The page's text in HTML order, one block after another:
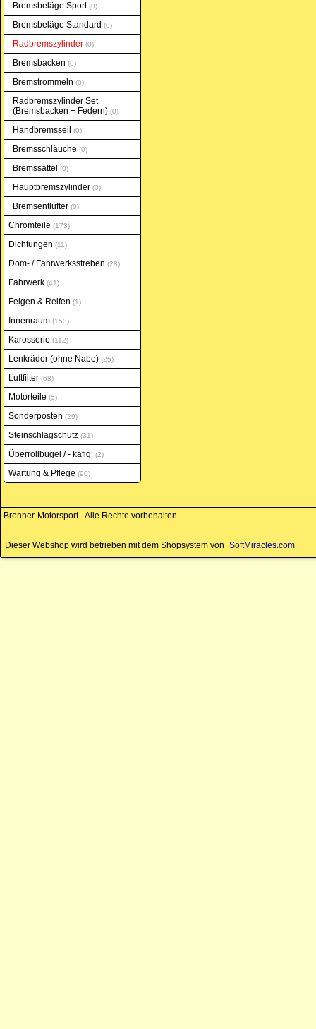
Bremsbeläge Sport 0
Bremsbeläge Standard 0
Radbremszylinder 0
Bremsbacken 0
Bremstrommeln 0
Radbremszylinder Set
(Bremsbacken + Federn) 0
Handbremsseil 0
Bremsschläuche 0
Bremssättel 0
Hauptbremszylinder 0
Bremsentlüfter 0
Chromteile 173
Dichtungen 11
Dom- / Fahrwerksstreben 28
Fahrwerk 41
Felgen & Reifen 1
Innenraum 153
Karosserie 112
Lenkräder (ohne Nabe) 25
Luftfilter 68
Motorteile 5
Sonderposten 29
Steinschlagschutz 31
Überrollbügel / - käfig 2
Wartung & Pflege 90
Brenner-Motorsport - Alle Rechte vorbehalten.
Dieser Webshop wird betrieben mit dem Shopsystem von SoftMiracles.com